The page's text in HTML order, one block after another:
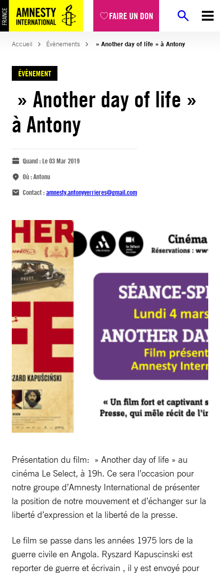
FAIRE UN DON
Accueil Évènements » Another day of life » à Antony
ÉVÈNEMENT
» Another day of life »
à Antony
Quand :Le 03 Mar 2019
Où :Antonu
Contact :amnesty.antonyverrieres@gmail.com
Présentation du film: » Another day of life » au
cinéma Le Select, à 19h. Ce sera l’occasion pour
notre groupe d’Amnesty International de présenter
la position de notre mouvement et d’échanger sur la
liberté d’expression et la liberté de la presse.
Le film se passe dans les années 1975 lors de la
guerre civile en Angola. Ryszard Kapuscinski est
reporter de guerre et écrivain , il y est envoyé pour